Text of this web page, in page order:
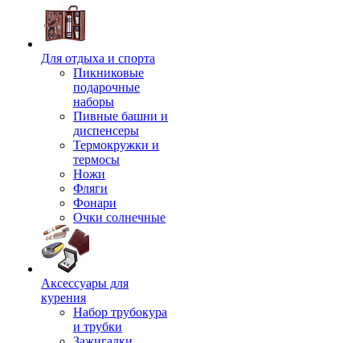
Для отдыха и спорта
Пикниковые
подарочные
наборы
Пивные башни и
диспенсеры
Термокружки и
термосы
Ножи
Фляги
Фонари
Очки солнечные
Аксессуары для
курения
Набор трубокура
и трубки